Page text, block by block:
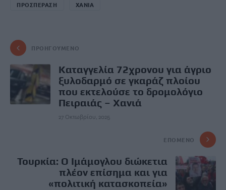
ΠΡΟΣΠΕΡΑΣΗ ΧΑΝΙΑ
ΠΡΟΗΓΟΎΜΕΝΟ
Καταγγελία 72χρονου για άγριο
ξυλοδαρμό σε γκαράζ πλοίου
που εκτελούσε το δρομολόγιο
Πειραιάς – Χανιά
27 Οκτωβρίου, 2025
ΕΠΌΜΕΝΟ
Τουρκία: Ο Ιμάμογλου διώκετια
πλέον επίσημα και για
«πολιτική κατασκοπεία»